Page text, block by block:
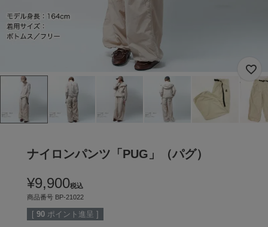
ナイロンパンツ「PUG」（パグ）
¥9,900税込
商品番号 BP-21022
[ 90 ポイント進呈 ]